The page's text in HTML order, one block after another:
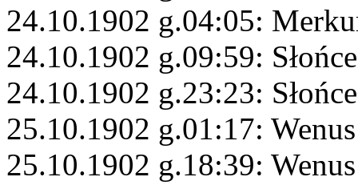
24.10.1902 g.04:05:
24.10.1902 g.09:59:
24.10.1902 g.23:23:
25.10.1902 g.01:17:
25.10.1902 g.18:39: